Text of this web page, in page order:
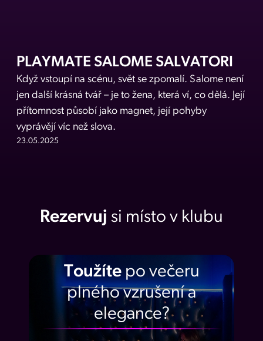
PLAYMATE SALOME SALVATORI
Když vstoupí na scénu, svět se zpomalí. Salome není
jen další krásná tvář – je to žena, která ví, co dělá. Její
přítomnost působí jako magnet, její pohyby
vyprávějí víc než slova.
23.05.2025
Rezervuj si místo v klubu
Toužítepo večeru
plného vzrušení a
elegance?